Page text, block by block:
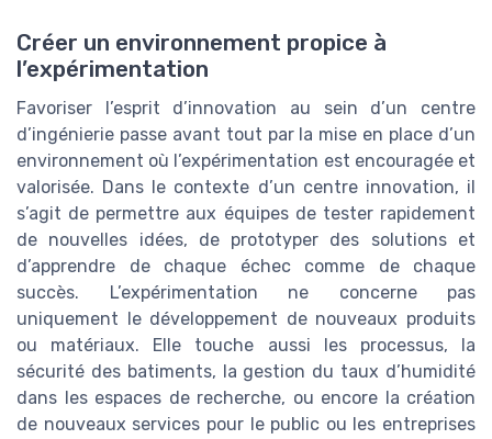
Créer un environnement propice à
l’expérimentation
Favoriser l’esprit d’innovation au sein d’un centre
d’ingénierie passe avant tout par la mise en place d’un
environnement où l’expérimentation est encouragée et
valorisée. Dans le contexte d’un centre innovation, il
s’agit de permettre aux équipes de tester rapidement
de nouvelles idées, de prototyper des solutions et
d’apprendre de chaque échec comme de chaque
succès. L’expérimentation ne concerne pas
uniquement le développement de nouveaux produits
ou matériaux. Elle touche aussi les processus, la
sécurité des batiments, la gestion du taux d’humidité
dans les espaces de recherche, ou encore la création
de nouveaux services pour le public ou les entreprises